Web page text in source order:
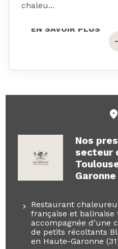
chaleu...
EN SAVOIR PLUS
Nos
secteur
Garonne
Restaurant
française et balinaise
accompagnée d’une
de petits récoltants
en Haute-Garonne